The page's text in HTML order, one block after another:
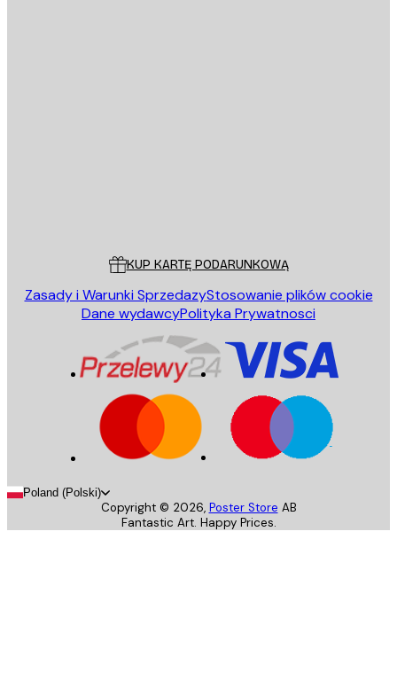
KUP KARTĘ PODARUNKOWĄ
Zasady i Warunki SprzedazyStosowanie plików cookie
Dane wydawcyPolityka Prywatnosci
Poland (Polski)
Copyright © 2026, Poster Store AB
Fantastic Art. Happy Prices.